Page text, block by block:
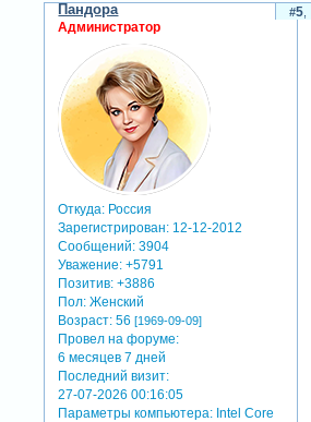
5
Пандора
Администратор
Откуда: Россия
Зарегистрирован: 12-12-2012
Сообщений: 3904
Уважение: +5791
Позитив: +3886
Пол: Женский
Возраст: 56[1969-09-09]
Провел на форуме:
6 месяцев 7 дней
Последний визит:
27-07-2026 00:16:05
Параметры компьютера: Intel Core